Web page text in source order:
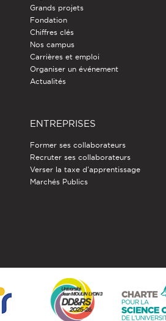
Grands projets
Fondation
Chiffres clés
Nos campus
Carrières et emploi
Organiser un événement
Actualités
ENTREPRISES
Former ses collaborateurs
Recruter ses collaborateurs
Verser la taxe d'apprentissage
Marchés Publics